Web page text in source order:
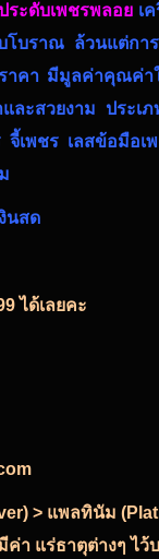
ระดับเพชรพลอย เ
โบราณล้วนแต่การ
คา มีมูลค่าคุณค่าใ
ละสวยงาม ประเ
จี้เพชร เลสข้อมือ
นสด
ได้เลยคะ
> แพลทินัม
ค่า แร่ธาตุต่างๆ ไว้